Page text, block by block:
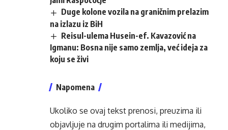
Duge kolone vozila na graničnim prelazim
na izlazu iz BiH
Reisul-ulema Husein-ef. Kavazović na
Igmanu: Bosna nije samo zemlja, već ideja za
koju se živi
Napomena
Ukoliko se ovaj tekst prenosi, preuzima ili
objavljuje na drugim portalima ili medijima,